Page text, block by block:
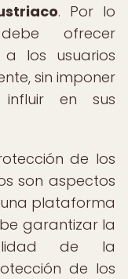
. Por lo
ofrecer
los usuarios
sin imponer
influir en sus
de los
son aspectos
plataforma
garantizar la
de la
de los